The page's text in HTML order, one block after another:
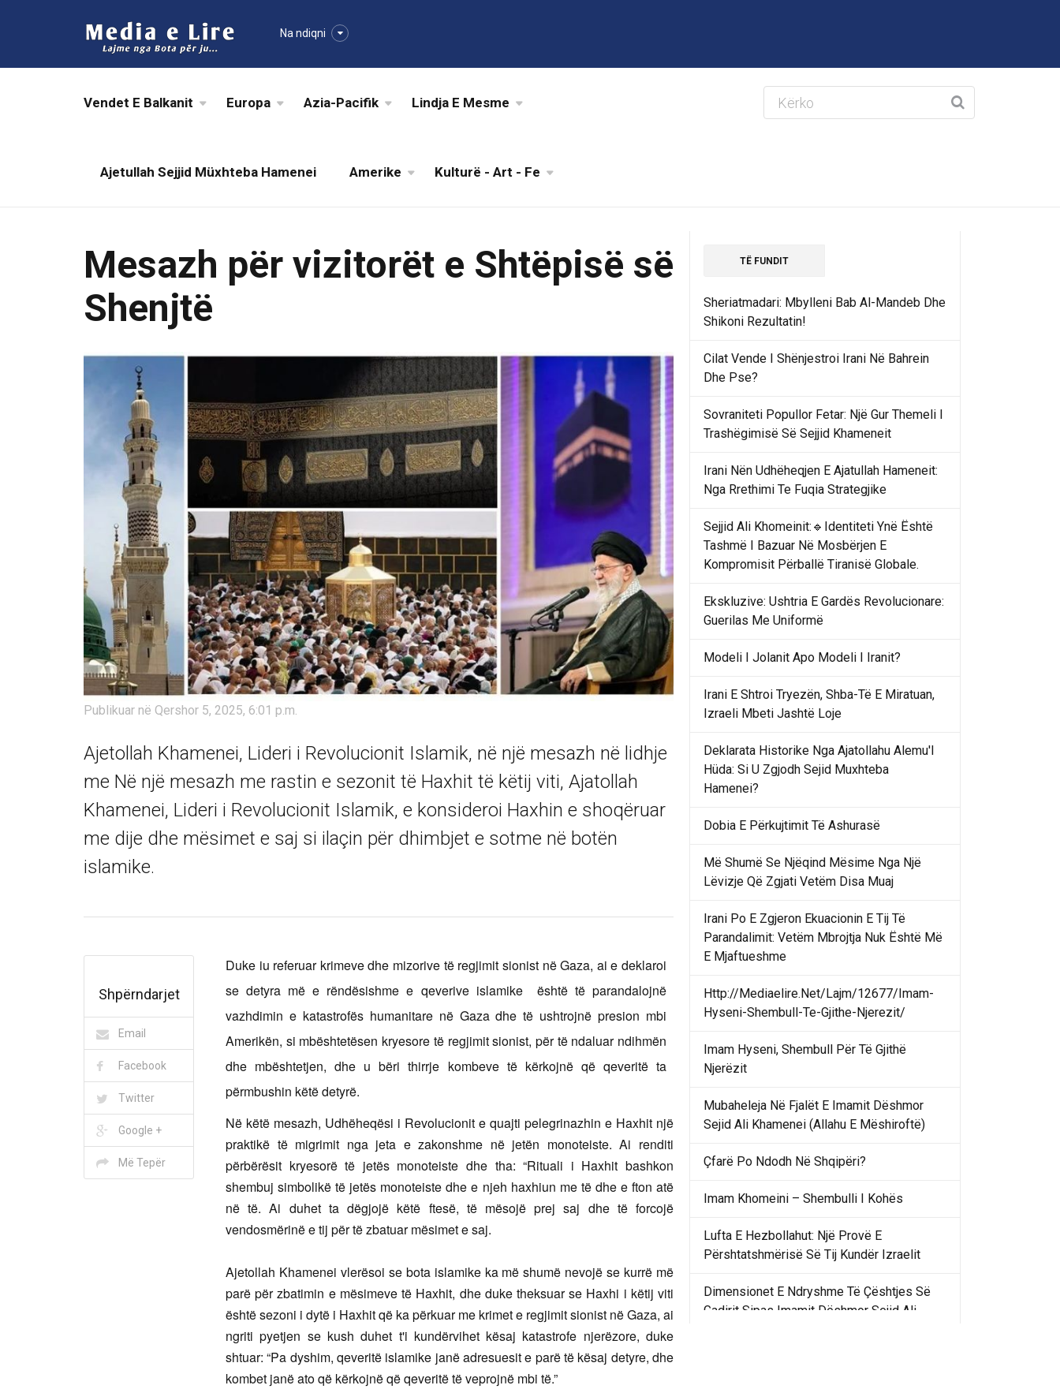
Na ndiqni
Vendet E Balkanit Europa Azia-Pacifik Lindja E Mesme
Ajetullah Sejjid Müxhteba Hamenei Amerike Kulturë - Art - Fe
Mesazh për vizitorët e Shtëpisë së
Shenjtë
Publikuar në Qershor 5, 2025, 6:01 p.m.
Ajetollah Khamenei, Lideri i Revolucionit Islamik, në një mesazh në lidhje
me Në një mesazh me rastin e sezonit të Haxhit të këtij viti, Ajatollah
Khamenei, Lideri i Revolucionit Islamik, e konsideroi Haxhin e shoqëruar
me dije dhe mësimet e saj si ilaçin për dhimbjet e sotme në botën
islamike.
Shpërndarjet
Email
Facebook
Twitter
Google +
Më Tepër
Duke iu referuar krimeve dhe mizorive të regjimit sionist në Gaza, ai e deklaroi
se detyra më e rëndësishme e qeverive islamike është të parandalojnë
vazhdimin e katastrofës humanitare në Gaza dhe të ushtrojnë presion mbi
Amerikën, si mbështetësen kryesore të regjimit sionist, për të ndaluar ndihmën
dhe mbështetjen, dhe u bëri thirrje kombeve të kërkojnë që qeveritë ta
përmbushin këtë detyrë.
Në këtë mesazh, Udhëheqësi i Revolucionit e quajti pelegrinazhin e Haxhit një
praktikë të migrimit nga jeta e zakonshme në jetën monoteiste. Ai renditi
përbërësit kryesorë të jetës monoteiste dhe tha: “Rituali i Haxhit bashkon
shembuj simbolikë të jetës monoteiste dhe e njeh haxhiun me të dhe e fton atë
në të. Ai duhet ta dëgjojë këtë ftesë, të mësojë prej saj dhe të forcojë
vendosmërinë e tij për të zbatuar mësimet e saj.
Ajetollah Khamenei vlerësoi se bota islamike ka më shumë nevojë se kurrë më
parë për zbatimin e mësimeve të Haxhit, dhe duke theksuar se Haxhi i këtij viti
është sezoni i dytë i Haxhit që ka përkuar me krimet e regjimit sionist në Gaza, ai
ngriti pyetjen se kush duhet t'i kundërvihet kësaj katastrofe njerëzore, duke
shtuar: “Pa dyshim, qeveritë islamike janë adresuesit e parë të kësaj detyre, dhe
kombet janë ato që kërkojnë që qeveritë të veprojnë mbi të.”
TË FUNDIT
Sheriatmadari: Mbylleni Bab Al-Mandeb Dhe
Shikoni Rezultatin!
Cilat Vende I Shënjestroi Irani Në Bahrein
Dhe Pse?
Sovraniteti Popullor Fetar: Një Gur Themeli I
Trashëgimisë Së Sejjid Khameneit
Irani Nën Udhëheqjen E Ajatullah Hameneit:
Nga Rrethimi Te Fuqia Strategjike
Sejjid Ali Khomeinit:🔹Identiteti Ynë Është
Tashmë I Bazuar Në Mosbërjen E
Kompromisit Përballë Tiranisë Globale.
Ekskluzive: Ushtria E Gardës Revolucionare:
Guerilas Me Uniformë
Modeli I Jolanit Apo Modeli I Iranit?
Irani E Shtroi Tryezën, Shba-Të E Miratuan,
Izraeli Mbeti Jashtë Loje
Deklarata Historike Nga Ajatollahu Alemu'l
Hüda: Si U Zgjodh Sejid Muxhteba
Hamenei?
Dobia E Përkujtimit Të Ashurasë
Më Shumë Se Njëqind Mësime Nga Një
Lëvizje Që Zgjati Vetëm Disa Muaj
Irani Po E Zgjeron Ekuacionin E Tij Të
Parandalimit: Vetëm Mbrojtja Nuk Është Më
E Mjaftueshme
Http://Mediaelire.Net/Lajm/12677/Imam-
Hyseni-Shembull-Te-Gjithe-Njerezit/
Imam Hyseni, Shembull Për Të Gjithë
Njerëzit
Mubaheleja Në Fjalët E Imamit Dëshmor
Sejid Ali Khamenei (Allahu E Mëshiroftë)
Çfarë Po Ndodh Në Shqipëri?
Imam Khomeini – Shembulli I Kohës
Lufta E Hezbollahut: Një Provë E
Përshtatshmërisë Së Tij Kundër Izraelit
Dimensionet E Ndryshme Të Çështjes Së
Gadirit Sipas Imamit Dëshmor Sejid Ali